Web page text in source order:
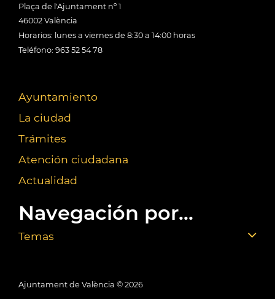
Plaça de l'Ajuntament nº 1
46002 València
Horarios: lunes a viernes de 8:30 a 14:00 horas
Teléfono: 963 52 54 78
Ayuntamiento
La ciudad
Trámites
Atención ciudadana
Actualidad
Navegación por...
Temas
Ajuntament de València © 2026